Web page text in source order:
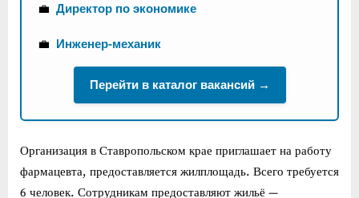
💼 Директор по экономике
💼 Инженер-механик
Перейти в каталог вакансий →
Организация в Ставропольском крае приглашает на работу
фармацевта, предоставляется жилплощадь. Всего требуется
6 человек. Сотрудникам предоставляют жильё —